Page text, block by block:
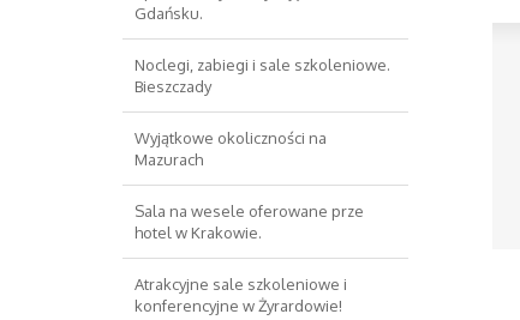
Gdańsku.
Noclegi, zabiegi i sale szkoleniowe.
Bieszczady
Wyjątkowe okoliczności na
Mazurach
Sala na wesele oferowane prze
hotel w Krakowie.
Atrakcyjne sale szkoleniowe i
konferencyjne w Żyrardowie!